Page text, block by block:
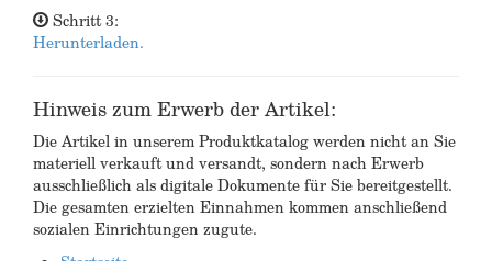
Schritt 3:
Herunterladen.
Hinweis zum Erwerb der Artikel:
Die Artikel in unserem Produktkatalog werden nicht an Sie
materiell verkauft und versandt, sondern nach Erwerb
ausschließlich als digitale Dokumente für Sie bereitgestellt.
Die gesamten erzielten Einnahmen kommen anschließend
sozialen Einrichtungen zugute.